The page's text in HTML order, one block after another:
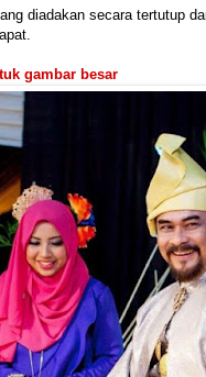
diadakan secara tertutup
gambar besar